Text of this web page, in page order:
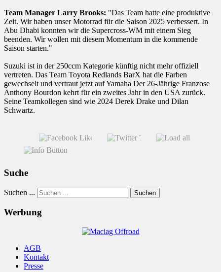
Team Manager Larry Brooks: "Das Team hatte eine produktive
Zeit. Wir haben unser Motorrad für die Saison 2025 verbessert. In
Abu Dhabi konnten wir die Supercross-WM mit einem Sieg
beenden. Wir wollen mit diesem Momentum in die kommende
Saison starten."
Suzuki ist in der 250ccm Kategorie künftig nicht mehr offiziell
vertreten. Das Team Toyota Redlands BarX hat die Farben
gewechselt und vertraut jetzt auf Yamaha Der 26-Jährige Franzose
Anthony Bourdon kehrt für ein zweites Jahr in den USA zurück.
Seine Teamkollegen sind wie 2024 Derek Drake und Dilan
Schwartz.
Suche
Suchen ... Suchen
Werbung
AGB
Kontakt
Presse